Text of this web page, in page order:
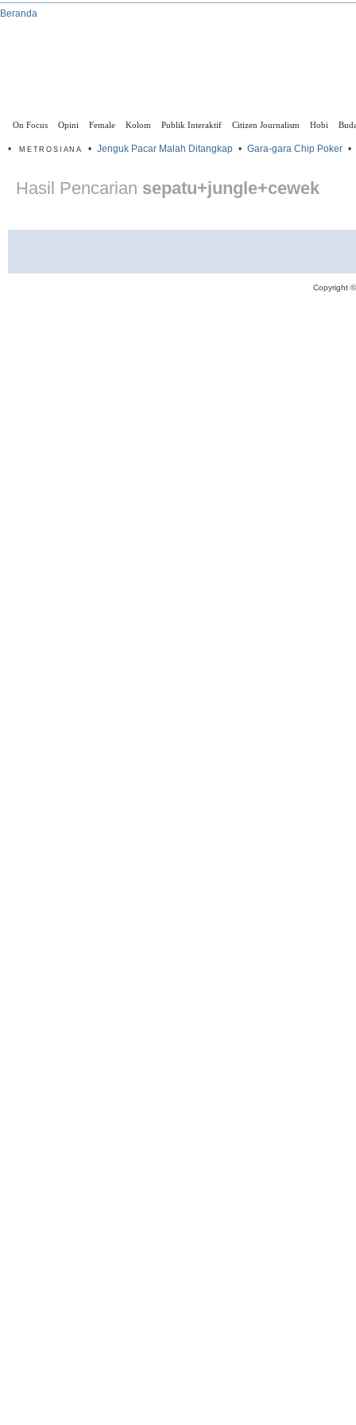
Beranda
On Focus Opini Female Kolom Publik Interaktif Citizen Journalism Hobi
• METROSIANA • Jenguk Pacar Malah Ditangkap • Gara-gara Chip Poker •
Hasil Pencarian sepatu+jungle+cewek
Copyright